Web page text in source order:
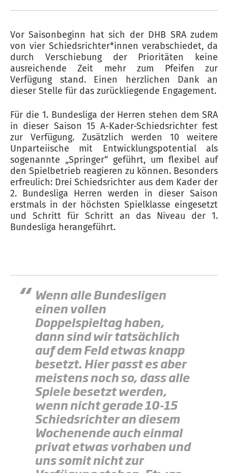
Vor Saisonbeginn hat sich der DHB SRA zudem
von vier Schiedsrichter*innen verabschiedet, da
durch Verschiebung der Prioritäten keine
ausreichende Zeit mehr zum Pfeifen zur
Verfügung stand. Einen herzlichen Dank an
dieser Stelle für das zurückliegende Engagement.
Für die 1. Bundesliga der Herren stehen dem SRA
in dieser Saison 15 A-Kader-Schiedsrichter fest
zur Verfügung. Zusätzlich werden 10 weitere
Unparteiische mit Entwicklungspotential als
sogenannte „Springer“ geführt, um flexibel auf
den Spielbetrieb reagieren zu können. Besonders
erfreulich: Drei Schiedsrichter aus dem Kader der
2. Bundesliga Herren werden in dieser Saison
erstmals in der höchsten Spielklasse eingesetzt
und Schritt für Schritt an das Niveau der 1.
Bundesliga herangeführt.
Wenn alle Bundesligen
einen vollen
Doppelspieltag haben,
dann sind wir tatsächlich
auf dem Feld etwas knapp
besetzt. Hier passt es aber
meistens noch so, dass alle
Spiele besetzt werden,
wenn nicht gerade 10-15
Schiedsrichter an diesem
Wochenende auch einmal
privat etwas vorhaben und
uns somit nicht zur